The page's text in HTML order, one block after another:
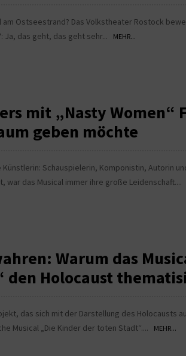
Ostseestrand? Das Volkstheater Rostock
Ja, das geht, das geht sehr...
MEHR...
mit „Nasty Women“
geben möchte
Schauspielerin, Komponistin, Autorin
war das Musical immer ihre große Leidenschaft....
Warum das
den Holocaust
das sich mit der Darstellung des Holocausts
Musical „Die Kinder der toten Stadt“....
MEHR...